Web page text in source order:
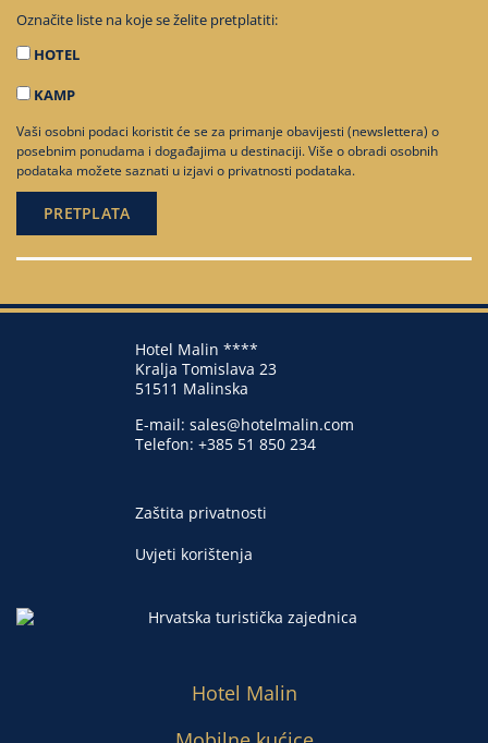
Označite liste na koje se želite pretplatiti:
HOTEL
KAMP
Vaši osobni podaci koristit će se za primanje obavijesti (newslettera) o
posebnim ponudama i događajima u destinaciji. Više o obradi osobnih
podataka možete saznati u izjavi o privatnosti podataka.
Hotel Malin ****
Kralja Tomislava 23
51511 Malinska
E-mail: sales@hotelmalin.com
Telefon: +385 51 850 234
Zaštita privatnosti
Uvjeti korištenja
Hotel Malin